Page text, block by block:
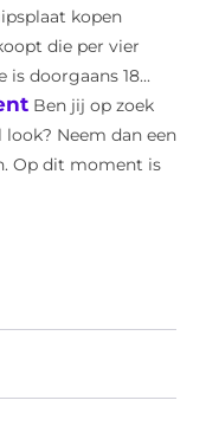
kopen
die per vier
doorgaans 18...
Ben jij op zoek
Neem dan een
Op dit moment is